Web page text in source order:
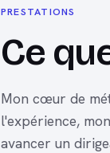
PRESTATIONS
Ce
Mon cœur de
l'expérience,
avancer un